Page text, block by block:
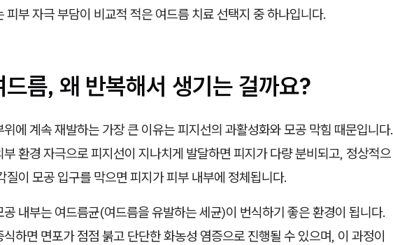
부 자극 부담이 비교적 적은 여드름 치료 선택지 중 하나입니다.
드름, 왜 반복해서 생기는 걸까요?
에 계속 재발하는 가장 큰 이유는 피지선의 과활성화와 모공 막힘 때문입니다.
환경 자극으로 피지선이 지나치게 발달하면 피지가 다량 분비되고, 정상적으
질이 모공 입구를 막으면 피지가 피부 내부에 정체됩니다.
공 내부는 여드름균(여드름을 유발하는 세균)이 번식하기 좋은 환경이 됩니다.
하면 면포가 점점 붉고 단단한 화농성 염증으로 진행될 수 있으며, 이 과정이